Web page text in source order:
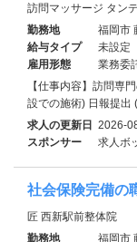
訪問マッサージ タン
勤務地
福岡市
給与タイプ
未設定
雇用形態
業務委
【仕事内容】訪問専
設での施術) 日報提出
求人の更新日 2026-
スポンサー
求人ボ
社会保険完備の
匠 西新駅前整体院
勤務地
福岡市